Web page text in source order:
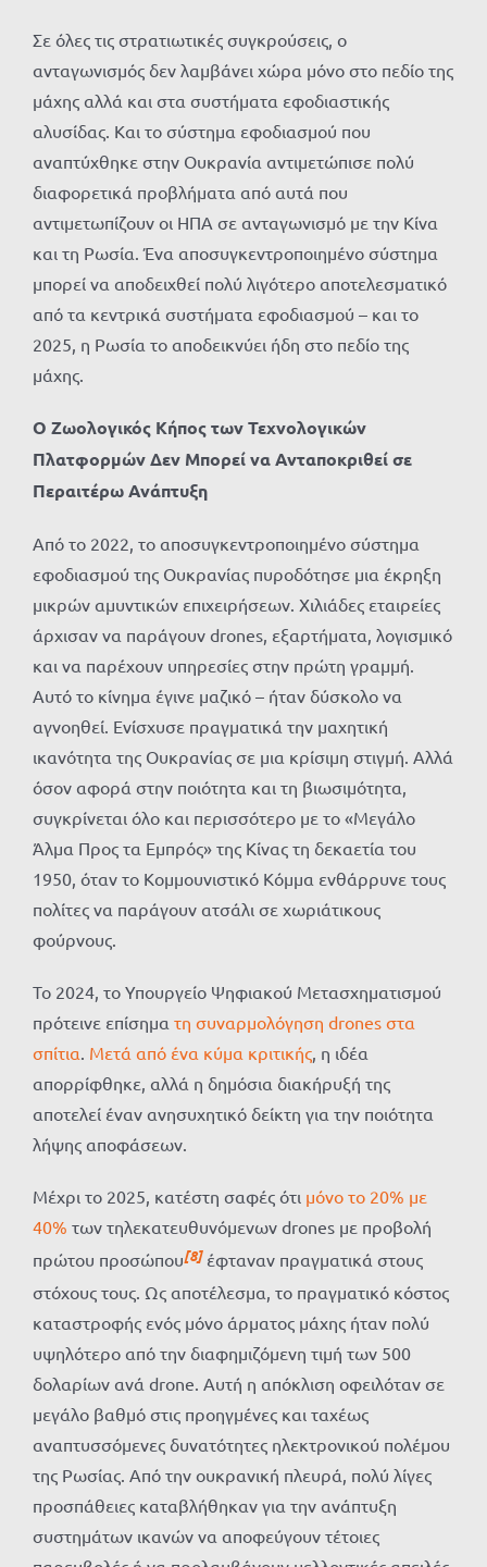
Σε όλες τις στρατιωτικές συγκρούσεις, ο
ανταγωνισμός δεν λαμβάνει χώρα μόνο στο πεδίο της
μάχης αλλά και στα συστήματα εφοδιαστικής
αλυσίδας. Και το σύστημα εφοδιασμού που
αναπτύχθηκε στην Ουκρανία αντιμετώπισε πολύ
διαφορετικά προβλήματα από αυτά που
αντιμετωπίζουν οι ΗΠΑ σε ανταγωνισμό με την Κίνα
και τη Ρωσία. Ένα αποσυγκεντροποιημένο σύστημα
μπορεί να αποδειχθεί πολύ λιγότερο αποτελεσματικό
από τα κεντρικά συστήματα εφοδιασμού – και το
2025, η Ρωσία το αποδεικνύει ήδη στο πεδίο της
μάχης.
Ο Ζωολογικός Κήπος των Τεχνολογικών
Πλατφορμών Δεν Μπορεί να Ανταποκριθεί σε
Περαιτέρω Ανάπτυξη
Από το 2022, το αποσυγκεντροποιημένο σύστημα
εφοδιασμού της Ουκρανίας πυροδότησε μια έκρηξη
μικρών αμυντικών επιχειρήσεων. Χιλιάδες εταιρείες
άρχισαν να παράγουν drones, εξαρτήματα, λογισμικό
και να παρέχουν υπηρεσίες στην πρώτη γραμμή.
Αυτό το κίνημα έγινε μαζικό – ήταν δύσκολο να
αγνοηθεί. Ενίσχυσε πραγματικά την μαχητική
ικανότητα της Ουκρανίας σε μια κρίσιμη στιγμή. Αλλά
όσον αφορά στην ποιότητα και τη βιωσιμότητα,
συγκρίνεται όλο και περισσότερο με το «Μεγάλο
Άλμα Προς τα Εμπρός» της Κίνας τη δεκαετία του
1950, όταν το Κομμουνιστικό Κόμμα ενθάρρυνε τους
πολίτες να παράγουν ατσάλι σε χωριάτικους
φούρνους.
Το 2024, το Υπουργείο Ψηφιακού Μετασχηματισμού
πρότεινε επίσημα τη συναρμολόγηση drones στα
σπίτια. Μετά από ένα κύμα κριτικής, η ιδέα
απορρίφθηκε, αλλά η δημόσια διακήρυξή της
αποτελεί έναν ανησυχητικό δείκτη για την ποιότητα
λήψης αποφάσεων.
Μέχρι το 2025, κατέστη σαφές ότι μόνο το 20% με
40% των τηλεκατευθυνόμενων drones με προβολή
πρώτου προσώπου[8]έφταναν πραγματικά στους
στόχους τους. Ως αποτέλεσμα, το πραγματικό κόστος
καταστροφής ενός μόνο άρματος μάχης ήταν πολύ
υψηλότερο από την διαφημιζόμενη τιμή των 500
δολαρίων ανά drone. Αυτή η απόκλιση οφειλόταν σε
μεγάλο βαθμό στις προηγμένες και ταχέως
αναπτυσσόμενες δυνατότητες ηλεκτρονικού πολέμου
της Ρωσίας. Από την ουκρανική πλευρά, πολύ λίγες
προσπάθειες καταβλήθηκαν για την ανάπτυξη
συστημάτων ικανών να αποφεύγουν τέτοιες